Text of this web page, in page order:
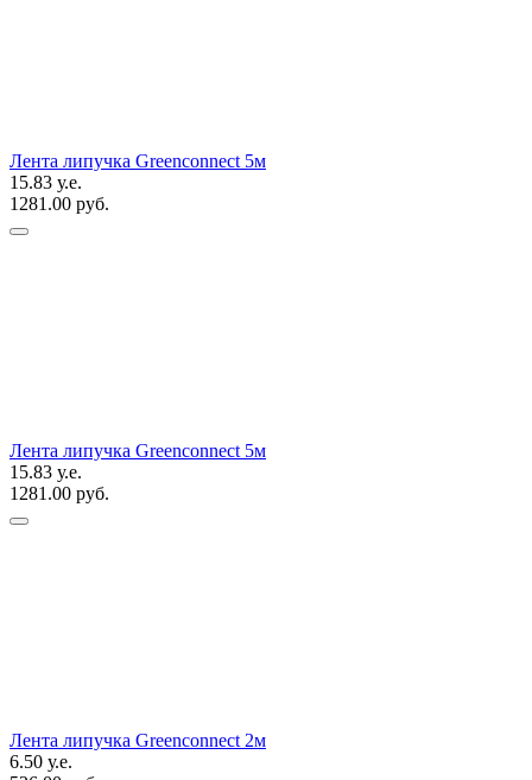
Лента липучка Greenconnect 5м
15.83 у.е.
1281.00 руб.
Лента липучка Greenconnect 5м
15.83 у.е.
1281.00 руб.
Лента липучка Greenconnect 2м
6.50 у.е.